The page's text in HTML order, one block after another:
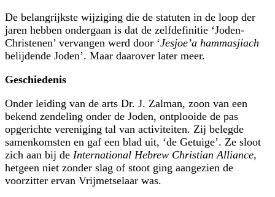
De belangrijkste wijziging die de statuten in de loop der
jaren hebben ondergaan is dat de zelfdefinitie ‘Joden-
Christenen’ vervangen werd door ‘Jesjoe’a hammasjiach
belijdende Joden’. Maar daarover later meer.
Geschiedenis
Onder leiding van de arts Dr. J. Zalman, zoon van een
bekend zendeling onder de Joden, ontplooide de pas
opgerichte vereniging tal van activiteiten. Zij belegde
samenkomsten en gaf een blad uit, ‘de Getuige’. Ze sloot
zich aan bij de International Hebrew Christian Alliance,
hetgeen niet zonder slag of stoot ging aangezien de
voorzitter ervan Vrijmetselaar was.